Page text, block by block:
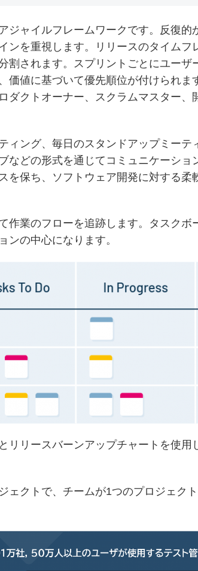
ジャイルフレームワークです。反復的
ンを重視します。リリースのタイムフ
割されます。スプリントごとにユーザ
価値に基づいて優先順位が付けられま
ダクトオーナー、スクラムマスター、
ィング、毎日のスタンドアップミーテ
などの形式を通じてコミュニケーショ
を保ち、ソフトウェア開発に対する柔
作業のフローを追跡します。タスクボ
ンの中心になります。
リリースバーンアップチャートを使用
ェクトで、チームが1つのプロジェク